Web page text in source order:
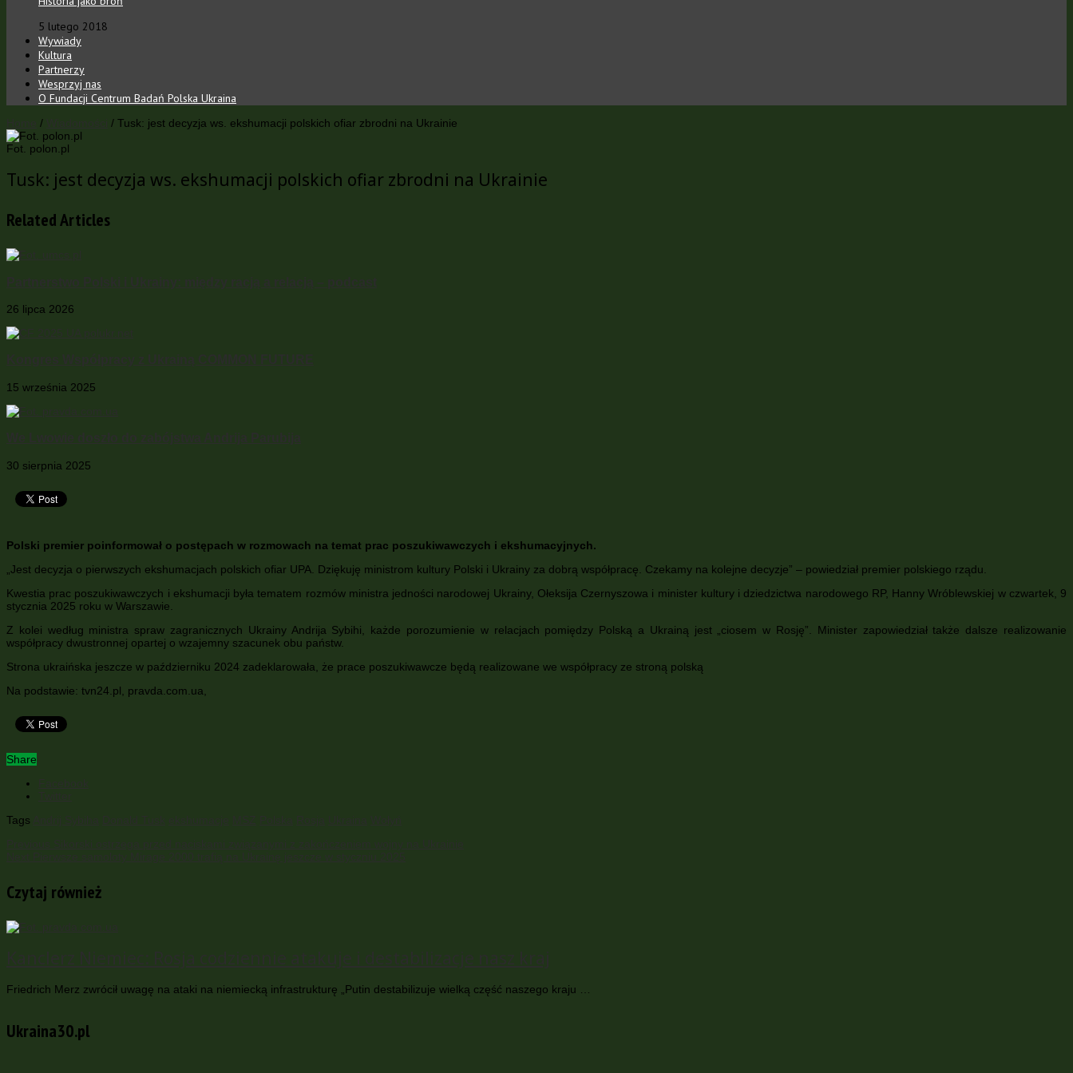
5 lutego 2018
Wywiady
Kultura
Partnerzy
Wesprzyj nas
O Fundacji Centrum Badań Polska Ukraina
/ / Tusk: jest decyzja ws. ekshumacji polskich ofiar zbrodni na Ukrainie
Fot. polon.pl
Tusk: jest decyzja ws. ekshumacji polskich ofiar zbrodni na Ukrainie
Related Articles
26 lipca 2026
15 września 2025
30 sierpnia 2025
Polski premier poinformował o postępach w rozmowach na temat prac poszukiwawczych i ekshumacyjnych.
„Jest decyzja o pierwszych ekshumacjach polskich ofiar UPA. Dziękuję ministrom kultury Polski i Ukrainy za dobrą współpracę. Czekamy na kolejne decyzje” – powiedział premier polskiego rządu.
Kwestia prac poszukiwawczych i ekshumacji była tematem rozmów ministra jedności narodowej Ukrainy, Ołeksija Czernyszowa i minister kultury i dziedzictwa narodowego RP, Hanny Wróblewskiej w czwartek, 9
stycznia 2025 roku w Warszawie.
Z kolei według ministra spraw zagranicznych Ukrainy Andrija Sybihi, każde porozumienie w relacjach pomiędzy Polską a Ukrainą jest „ciosem w Rosję”. Minister zapowiedział także dalsze realizowanie
współpracy dwustronnej opartej o wzajemny szacunek obu państw.
Strona ukraińska jeszcze w październiku 2024 zadeklarowała, że prace poszukiwawcze będą realizowane we współpracy ze stroną polską
Na podstawie: tvn24.pl, pravda.com.ua,
Share
Tags
Czytaj również
Friedrich Merz zwrócił uwagę na ataki na niemiecką infrastrukturę „Putin destabilizuje wielką część naszego kraju …
Ukraina30.pl